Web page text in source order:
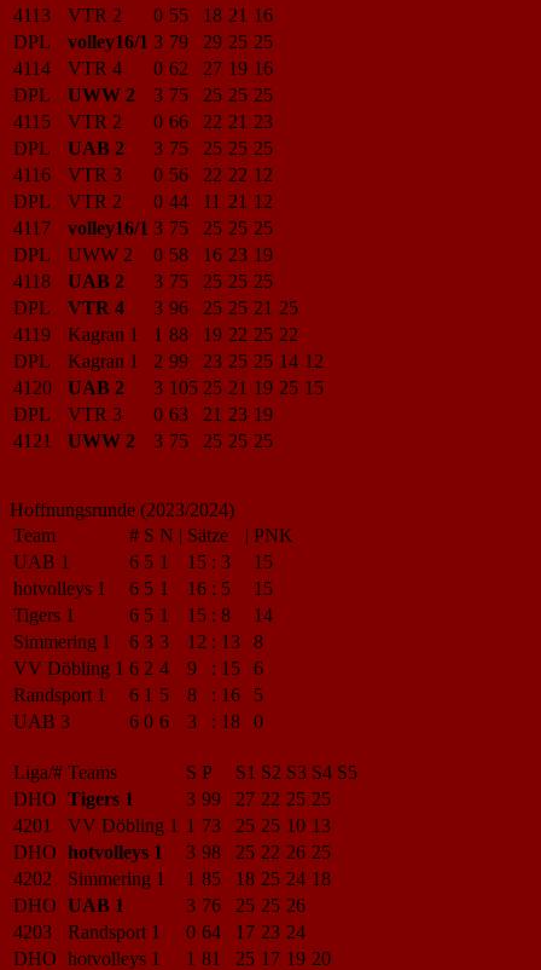
4113
VTR 2 0 55 18 21 16
DPL
volley16/1 3 79 29 25 25
4114
VTR 4 0 62 27 19 16
DPL
UWW 2 3 75 25 25 25
4115
VTR 2 0 66 22 21 23
DPL
UAB 2 3 75 25 25 25
4116
VTR 3 0 56 22 22 12
DPL
VTR 2 0 44 11 21 12
4117
volley16/1 3 75 25 25 25
DPL
UWW 2 0 58 16 23 19
4118
UAB 2 3 75 25 25 25
DPL
VTR 4 3 96 25 25 21 25
4119
Kagran 1 1 88 19 22 25 22
DPL
Kagran 1 2 99 23 25 25 14 12
4120
UAB 2 3 105 25 21 19 25 15
DPL
VTR 3 0 63 21 23 19
4121
UWW 2 3 75 25 25 25
Hoffnungsrunde (2023/2024)
Team
# S N | Sätze | PNK
UAB 1
6 5 1 15 : 3
15
hotvolleys 1
6 5 1 16 : 5
15
Tigers 1
6 5 1 15 : 8
14
Simmering 1
6 3 3 12 : 13
8
VV Döbling 1 6 2 4 9 : 15
6
Randsport 1
6 1 5 8 : 16
5
UAB 3
6 0 6 3 : 18 0
Liga/# Teams S P S1 S2 S3 S4 S5
DHO Tigers 1 3 99 27 22 25 25
4201
VV Döbling 1 1 73 25 25 10 13
DHO hotvolleys 1 3 98 25 22 26 25
4202
Simmering 1 1 85 18 25 24 18
DHO UAB 1 3 76 25 25 26
4203
Randsport 1 0 64 17 23 24
DHO hotvolleys 1 1 81 25 17 19 20